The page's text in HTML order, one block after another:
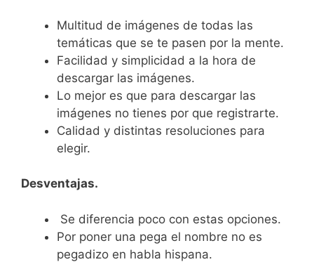
Multitud de imágenes de todas las
temáticas que se te pasen por la mente.
Facilidad y simplicidad a la hora de
descargar las imágenes.
Lo mejor es que para descargar las
imágenes no tienes por que registrarte.
Calidad y distintas resoluciones para
elegir.
Desventajas.
Se diferencia poco con estas opciones.
Por poner una pega el nombre no es
pegadizo en habla hispana.